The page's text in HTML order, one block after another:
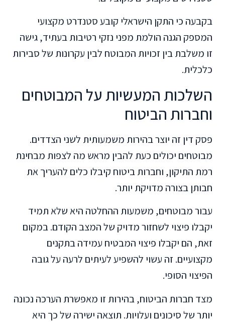
בקבעה כי התקן הישראלי קובע סטנדרט מקצועי
המספק הגנה הולמת מפני נזקי רטיבות בעתיד, גישה
זו משלבת בין זכויות המבוטח לבין עקרונות של סבירות
כלכלית.
השלכות המעשיות על המבוטחים
וחברות הביטוח
פסק דין זה יוצר בהירות משמעותית לשני הצדדים.
מבוטחים יכולים כעת להבין מראש מה לצפות מבחינת
רמת התיקון, וחברות ביטוח קיבלו כלים להעריך את
חבותן בצורה מדויקת יותר.
עבור מבוטחים, משמעות ההחלטה היא שלא תמיד
יקבלו פיצוי לשחזור מדויק של המצב הקודם. במקום
זאת, הם יקבלו פיצוי המבטיח עמידה בתקנים
מקצועיים. זה עשוי להשפיע לעיתים לרעה על גובה
הפיצוי הסופי.
מצד חברות הביטוח, בהירות זו מאפשרת הערכה נכונה
יותר של סיכונים ועלויות. תוצאה ישירה של כך היא